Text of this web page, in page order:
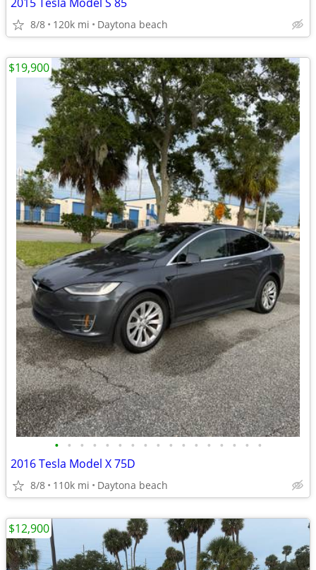
8/8 120k mi Daytona beach
• • • • • • • • • • • • • • • • •
2016 Tesla Model X 75D
8/8 110k mi Daytona beach
$19,900
$12,900